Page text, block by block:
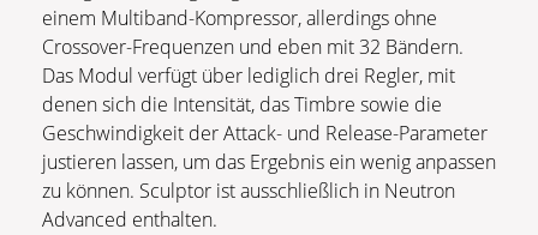
einem Multiband-Kompressor, allerdings ohne
Crossover-Frequenzen und eben mit 32 Bändern.
Das Modul verfügt über lediglich drei Regler, mit
denen sich die Intensität, das Timbre sowie die
Geschwindigkeit der Attack- und Release-Parameter
justieren lassen, um das Ergebnis ein wenig anpassen
zu können. Sculptor ist ausschließlich in Neutron
Advanced enthalten.